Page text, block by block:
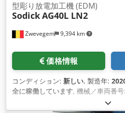
Zwevegem 9,394 km
型彫り放電加工機 (EDM)
SodickAG40L LN2
価格情報
コンディション: 新しい, 製造年:
全に稼働しています, 機械／車両番号:
, Z軸移